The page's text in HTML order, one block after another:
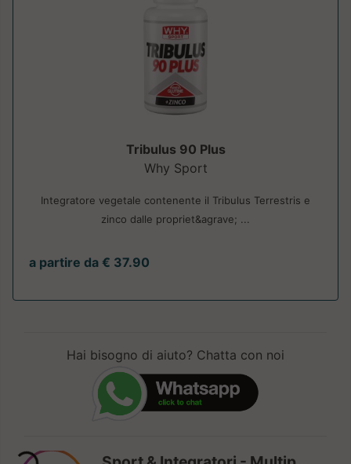
Tribulus 90 Plus
Why Sport
Integratore vegetale contenente il Tribulus Terrestris e
zinco dalle propriet&agrave; ...
a partire da € 37.90
Hai bisogno di aiuto? Chatta con noi